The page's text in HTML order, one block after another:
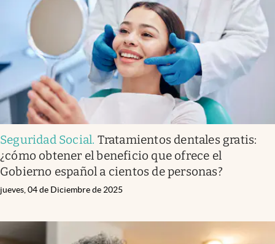
Seguridad Social. Tratamientos dentales gratis:
¿cómo obtener el beneficio que ofrece el
Gobierno español a cientos de personas?
jueves, 04 de Diciembre de 2025